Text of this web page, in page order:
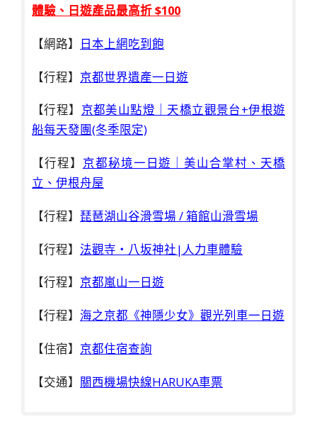
體驗、日遊產品最高折 $100
【網路】 日本上網吃到飽
【行程】 京都世界遺產一日遊
【行程】 京都美山點燈｜天橋立觀景台+伊根遊
船每天發團(冬季限定)
【行程】 京都秘境一日遊｜美山合掌村、天橋
立、伊根舟屋
【行程】 琵琶湖山谷滑雪場 / 箱館山滑雪場
【行程】 法觀寺・八坂神社|人力車體驗
【行程】 京都嵐山一日遊
【行程】 海之京都《神隱少女》觀光列車一日遊
【住宿】 京都住宿查詢
【交通】 關西機場快線HARUKA車票